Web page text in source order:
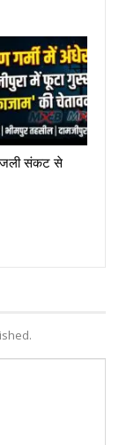
संकट से